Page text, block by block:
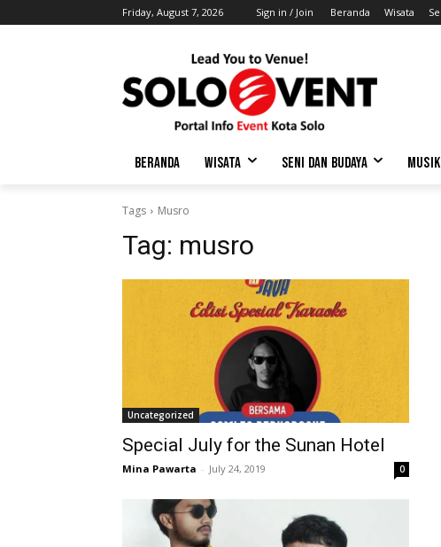
Friday, August 7, 2026 Sign in / Join Beranda Wisata
BERANDA WISATA SENI DAN BUDAYA MUSIK
Tags Musro
Tag: musro
Uncategorized
Special July for the Sunan Hotel
Mina Pawarta - July 24, 2019 0